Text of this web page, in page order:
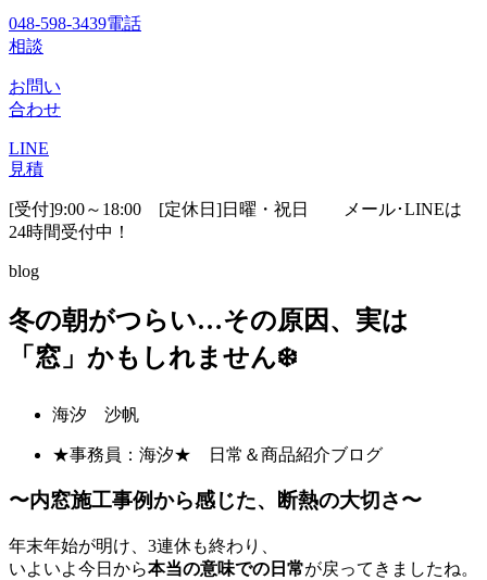
048-598-3439電話
相談
お問い
合わせ
LINE
見積
[受付]9:00～18:00 [定休日]日曜・祝日
メール･LINEは
24時間受付中！
blog
冬の朝がつらい…その原因、実は
「窓」かもしれません❄️
海汐 沙帆
★事務員：海汐★ 日常＆商品紹介ブログ
〜内窓施工事例から感じた、断熱の大切さ〜
年末年始が明け、3連休も終わり、
いよいよ今日から本当の意味での日常が戻ってきましたね。